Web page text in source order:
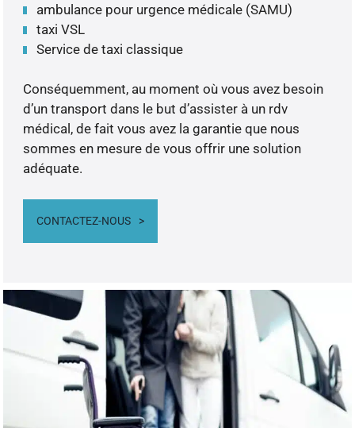
ambulance pour urgence médicale (SAMU)
taxi VSL
Service de taxi classique
Conséquemment, au moment où vous avez besoin
d’un transport dans le but d’assister à un rdv
médical, de fait vous avez la garantie que nous
sommes en mesure de vous offrir une solution
adéquate.
CONTACTEZ-NOUS